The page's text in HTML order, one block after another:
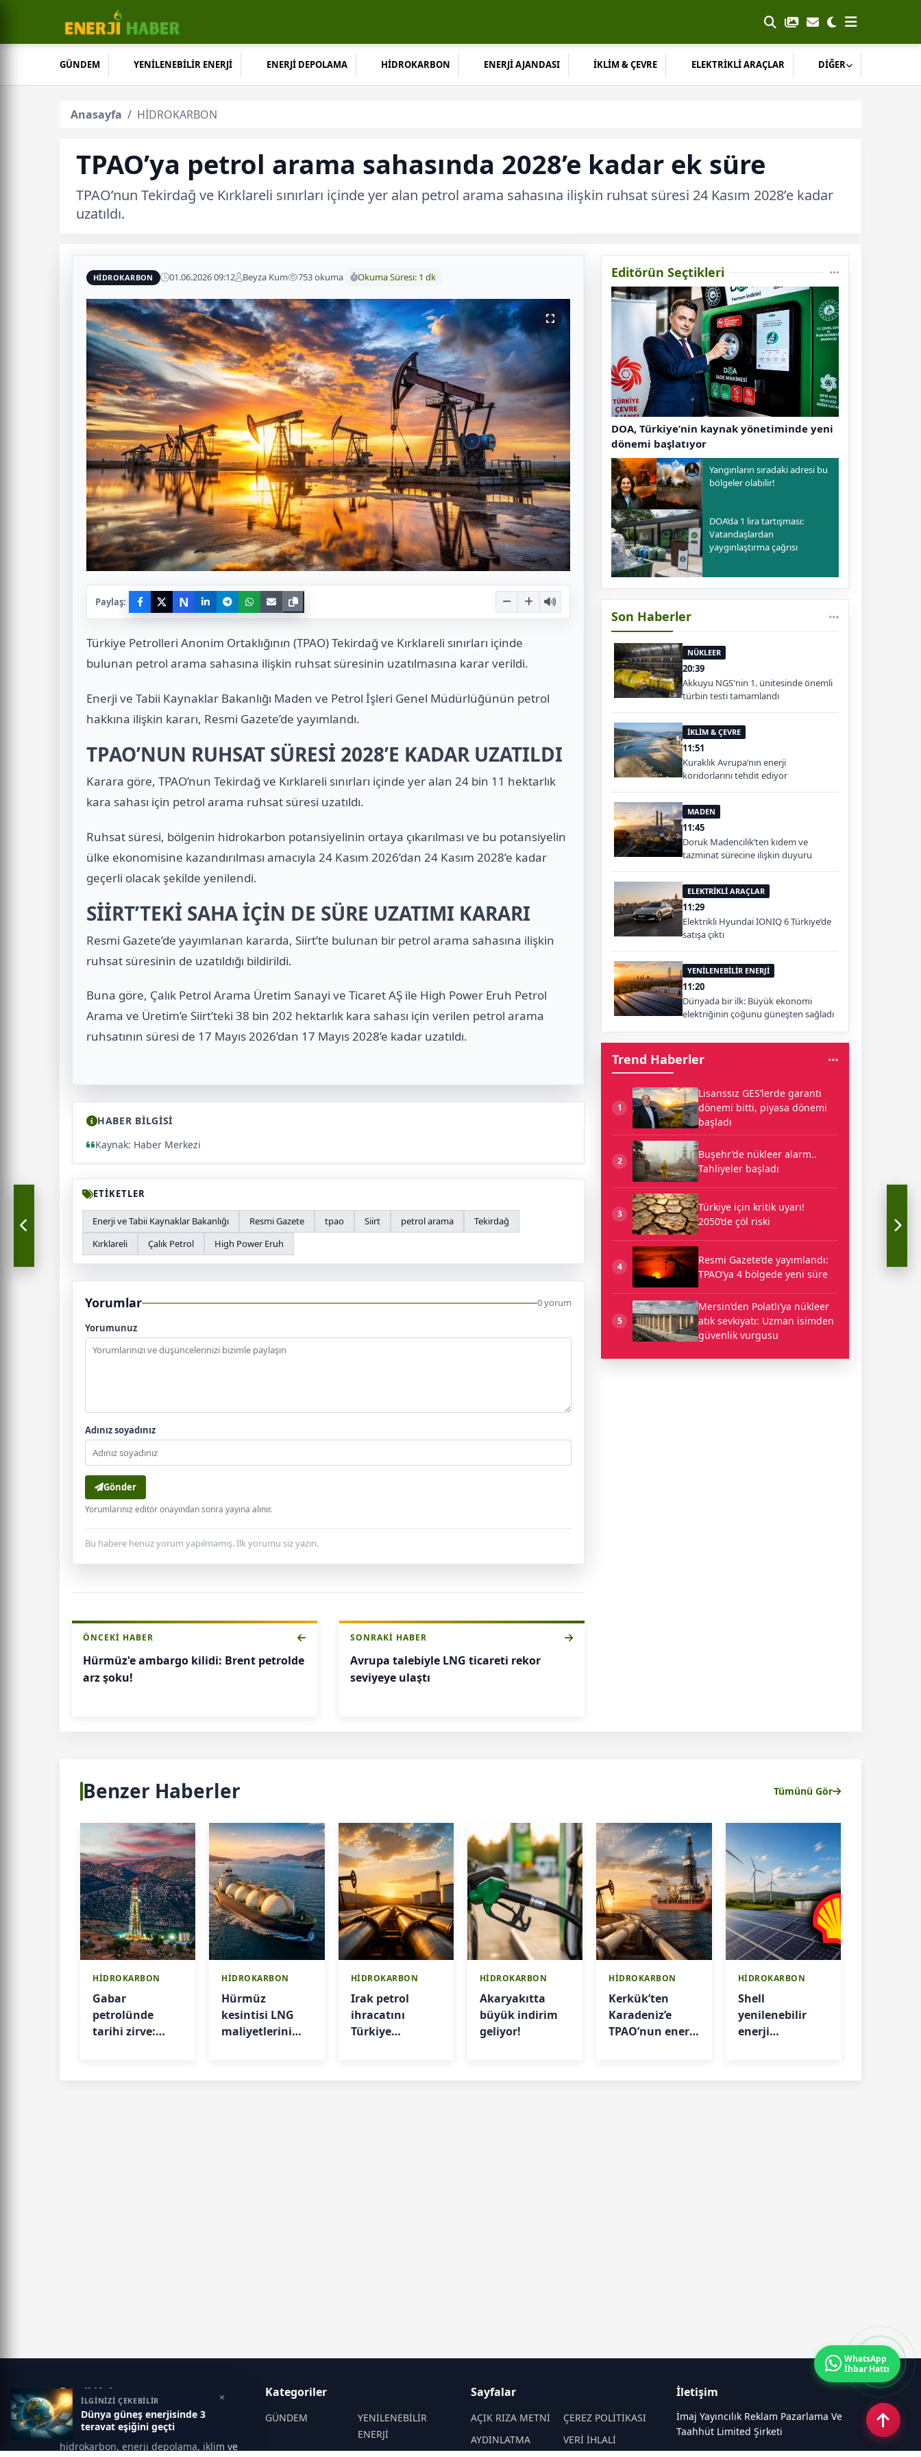
GÜNDEM YENİLENEBİLİR ENERJİ ENERJİ DEPOLAMA HİDROKARBON ENERJİ AJANDASI İKLİM & ÇEVRE ELEKTRİKLİ ARAÇLAR DİĞER
Anasayfa HİDROKARBON
TPAO’ya petrol arama sahasında 2028’e kadar ek süre
TPAO’nun Tekirdağ ve Kırklareli sınırları içinde yer alan petrol arama sahasına ilişkin ruhsat süresi 24 Kasım 2028’e kadar
uzatıldı.
HİDROKARBON 01.06.2026 09:12 Beyza Kum 753 okuma Okuma Süresi: 1 dk
Paylaş: N
Türkiye Petrolleri Anonim Ortaklığının (TPAO) Tekirdağ ve Kırklareli sınırları içinde
bulunan petrol arama sahasına ilişkin ruhsat süresinin uzatılmasına karar verildi.
Enerji ve Tabii Kaynaklar Bakanlığı Maden ve Petrol İşleri Genel Müdürlüğünün petrol
hakkına ilişkin kararı, Resmi Gazete’de yayımlandı.
TPAO’NUN RUHSAT SÜRESİ 2028’E KADAR UZATILDI
Karara göre, TPAO’nun Tekirdağ ve Kırklareli sınırları içinde yer alan 24 bin 11 hektarlık
kara sahası için petrol arama ruhsat süresi uzatıldı.
Ruhsat süresi, bölgenin hidrokarbon potansiyelinin ortaya çıkarılması ve bu potansiyelin
ülke ekonomisine kazandırılması amacıyla 24 Kasım 2026’dan 24 Kasım 2028’e kadar
geçerli olacak şekilde yenilendi.
SİİRT’TEKİ SAHA İÇİN DE SÜRE UZATIMI KARARI
Resmi Gazete’de yayımlanan kararda, Siirt’te bulunan bir petrol arama sahasına ilişkin
ruhsat süresinin de uzatıldığı bildirildi.
Buna göre, Çalık Petrol Arama Üretim Sanayi ve Ticaret AŞ ile High Power Eruh Petrol
Arama ve Üretim’e Siirt’teki 38 bin 202 hektarlık kara sahası için verilen petrol arama
ruhsatının süresi de 17 Mayıs 2026’dan 17 Mayıs 2028’e kadar uzatıldı.
HABER BİLGİSİ
Kaynak: Haber Merkezi
ETİKETLER
Enerji ve Tabii Kaynaklar Bakanlığı Resmi Gazete tpao Siirt petrol arama
Tekirdağ
Kırklareli
Çalık Petrol High Power Eruh
Yorumlar 0 yorum
Yorumunuz
Adınız soyadınız
Gönder
Yorumlarınız editör onayından sonra yayına alınır.
Bu habere henüz yorum yapılmamış. İlk yorumu siz yazın.
ÖNCEKI HABER
Hürmüz'e ambargo kilidi: Brent petrolde
arz şoku!
SONRAKI HABER
Avrupa talebiyle LNG ticareti rekor
seviyeye ulaştı
Editörün Seçtikleri
DOA, Türkiye’nin kaynak yönetiminde yeni
dönemi başlatıyor
Yangınların sıradaki adresi bu
bölgeler olabilir!
DOA’da 1 lira tartışması:
Vatandaşlardan
yaygınlaştırma çağrısı
Son Haberler
NÜKLEER
20:39
Akkuyu NGS'nin 1. ünitesinde önemli
türbin testi tamamlandı
İKLİM & ÇEVRE
11:51
Kuraklık Avrupa’nın enerji
koridorlarını tehdit ediyor
MADEN
11:45
Doruk Madencilik’ten kıdem ve
tazminat sürecine ilişkin duyuru
ELEKTRİKLİ ARAÇLAR
11:29
Elektrikli Hyundai IONIQ 6 Türkiye’de
satışa çıktı
YENİLENEBİLİR ENERJİ
11:20
Dünyada bir ilk: Büyük ekonomi
elektriğinin çoğunu güneşten sağladı
Trend Haberler
1
Lisanssız GES’lerde garanti
dönemi bitti, piyasa dönemi
başladı
2
Buşehr’de nükleer alarm..
Tahliyeler başladı
3
Türkiye için kritik uyarı!
2050’de çöl riski
4
Resmi Gazete’de yayımlandı:
TPAO’ya 4 bölgede yeni süre
5
Mersin’den Polatlı’ya nükleer
atık sevkiyatı: Uzman isimden
güvenlik vurgusu
Benzer Haberler Tümünü Gör
HİDROKARBON
Gabar
petrolünde
tarihi zirve:
HİDROKARBON
Hürmüz
kesintisi LNG
maliyetlerini
HİDROKARBON
Irak petrol
ihracatını
Türkiye
HİDROKARBON
Akaryakıtta
büyük indirim
geliyor!
HİDROKARBON
Kerkük’ten
Karadeniz’e
TPAO’nun enerji
HİDROKARBON
Shell
yenilenebilir
enerji
İLGİNİZİ ÇEKEBİLİR
Dünya güneş enerjisinde 3
teravat eşiğini geçti
×
Enerji Haber
Enerji Haber; enerji sektörü,
yenilenebilir kaynaklar, elektrik,
hidrokarbon, enerji depolama, iklim ve
Kategoriler
GÜNDEM
YENİLENEBİLİR
ENERJİ
Sayfalar
AÇIK RIZA METNİ
ÇEREZ POLİTİKASI
AYDINLATMA
VERİ İHLALİ
İletişim
İmaj Yayıncılık Reklam Pazarlama Ve
Taahhüt Limited Şirketi
WhatsApp
İhbar Hattı